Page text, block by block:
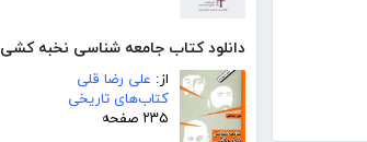
دانلود کتاب جامعه شناسی نخبه کشی
از: علی رضا قلی
کتاب‌های تاریخی
۲۳۵ صفحه